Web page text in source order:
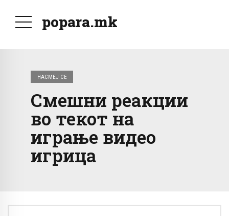
popara.mk
НАСМЕЈ СЕ
Смешни реакции
во текот на
играње видео
игрица